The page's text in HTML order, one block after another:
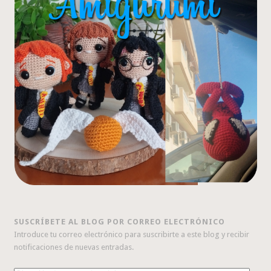
SUSCRÍBETE AL BLOG POR CORREO ELECTRÓNICO
Introduce tu correo electrónico para suscribirte a este blog y recibir
notificaciones de nuevas entradas.